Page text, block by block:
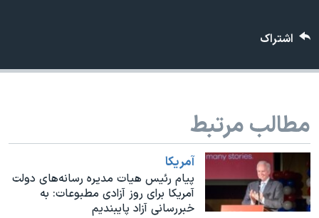
اعتراضات مردمی آبان ۹۸
اسرائیل در جنگ
همایش محافظه‌کاران آمریکا «سی‌پک»
سفر پرزیدنت ترامپ به چین
اشتراک
مطالب مرتبط
آمريکا
پیام رئیس هیات مدیره رسانه‌های دولت
آمریکا برای روز آزادی مطبوعات: به
خبررسانی آزاد پایبندیم